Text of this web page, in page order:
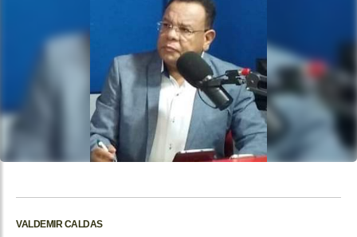
VALDEMIR CALDAS